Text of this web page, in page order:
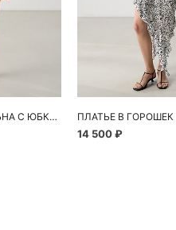
ПЛАТЬЕ ИЗ 100% ЛЬНА С ЮБКОЙ-БАЛЛОН
14 500 ₽